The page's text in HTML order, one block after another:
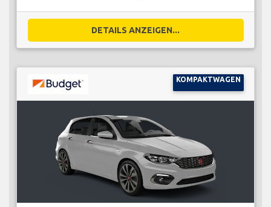
DETAILS ANZEIGEN...
KOMPAKTWAGEN